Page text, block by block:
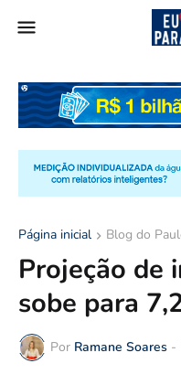
Página inicial Blog do
Projeção de
sobe para
Por Ramane Soares -